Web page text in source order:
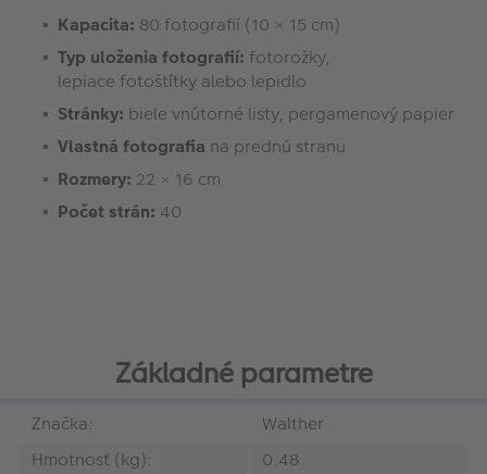
Kapacita: 80 fotografií (10 × 15 cm)
Typ uloženia fotografií: fotorožky,
lepiace fotoštítky alebo lepidlo
Stránky: biele vnútorné listy, pergamenový papier
Vlastná fotografia na prednú stranu
Rozmery: 22 × 16 cm
Počet strán: 40
Základné parametre
Značka:
Walther
Hmotnosť (kg):
0.48